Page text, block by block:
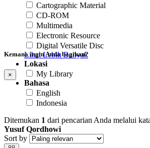
Cartographic Material
CD-ROM
Multimedia
Electronic Resource
Digital Versatile Disc
Lihat Lebih Banyak
Lokasi
My Library
Bahasa
English
Indonesia
Ditemukan 1 dari pencarian Anda melalui
Yusuf Qordhowi
Sort by
Kemana ingin Anda bagikan?
×